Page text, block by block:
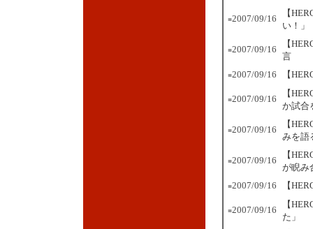
■2007/09/16
【
い！」
■2007/09/16
【
言
■2007/09/16 【
■2007/09/16
【
か試合
■2007/09/16
【
みを語
■2007/09/16
【
が睨み
■2007/09/16 【
■2007/09/16
【
た」